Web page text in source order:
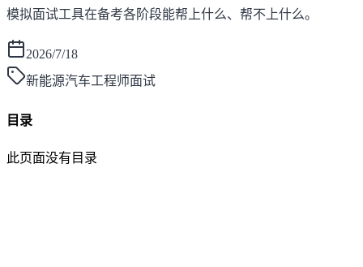
模拟面试工具在备考各阶段能帮上什么、帮不上什么。
2026/7/18
新能源汽车工程师面试
目录
此页面没有目录